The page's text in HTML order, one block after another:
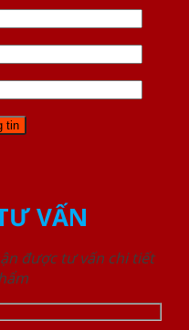
VẤN
được tư vấn chi tiết